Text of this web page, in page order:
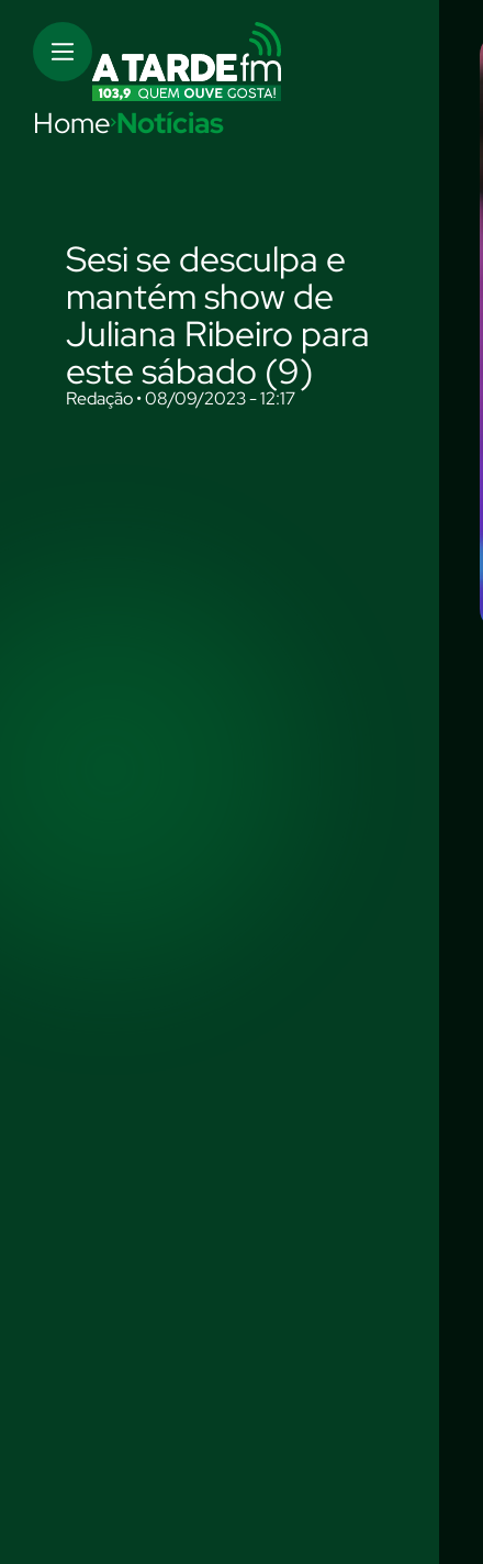
Home Notícias
Sesi se desculpa e
mantém show de
Juliana Ribeiro para
este sábado (9)
Redação • 08/09/2023 - 12:17